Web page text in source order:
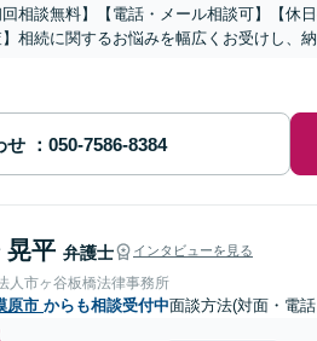
回相談無料】【電話・メール相談可】【休
相続に関するお悩みを幅広くお受けし、
せ
晃平 弁護士 インタビューを見る
人市ヶ谷板橋法律事務所
原市 からも相談受付中面談方法(対面・電